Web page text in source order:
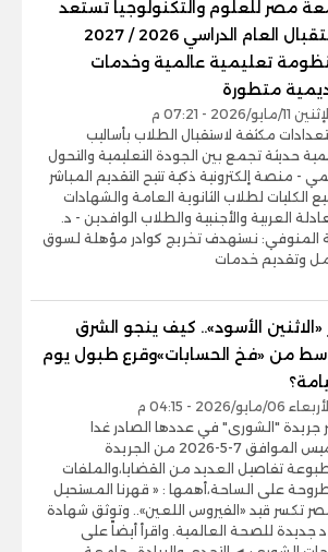
مصر للعلوم والتكنولوجيا تستعد
لاستقبال العام الدراسي 2026 / 2027
تعليمية عالمية وخدمات
متطورة
11/مايو/2026 - 07:21 م
مكثفة لاستقبال الطلاب بأساليب
حديثة تجمع بين الجودة التعليمية والتحول
- منصة إلكترونية ذكية تتيح التقديم المباشر
الكليات لطلاب الثانوية العامة والشهادات
العربية والأجنبية والطلاب الوافدين - د.
المنوفي: نستهدف تخريج كوادر مؤهلة لسوق
وتقديم خدمات
«الاثنين الأسود».. كيف ينجو الشرق
من «فخ الحسابات»وقرع طبول يوم
06/مايو/2026 - 04:15 م
جريدة "الشورى" في عددها الصادر غدا
الخميس الموافق 7-5-2026 من الجريدة
تفاصيل العديد من القضايا،والملفات
على الساحة،أهمها : « قهرنا المستحيل
تكسر قيد «الفيروس اللعين».. وتوثق شهادة
جديدة للصحة العالمية. واقرأ أيضاً على